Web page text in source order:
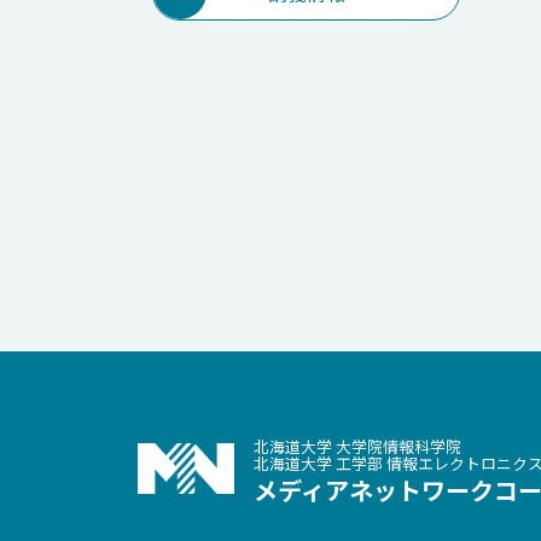
北海道大学 大学院情報科学院
北海道大学 工学部 情報エレクトロニク
メディアネットワークコ